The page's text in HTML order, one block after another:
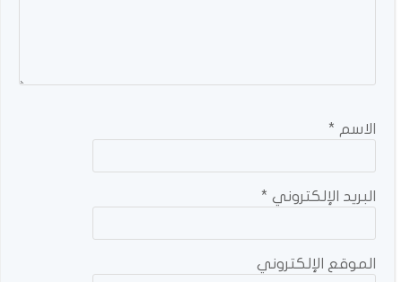
الاسم *
البريد الإلكتروني *
الموقع الإلكتروني